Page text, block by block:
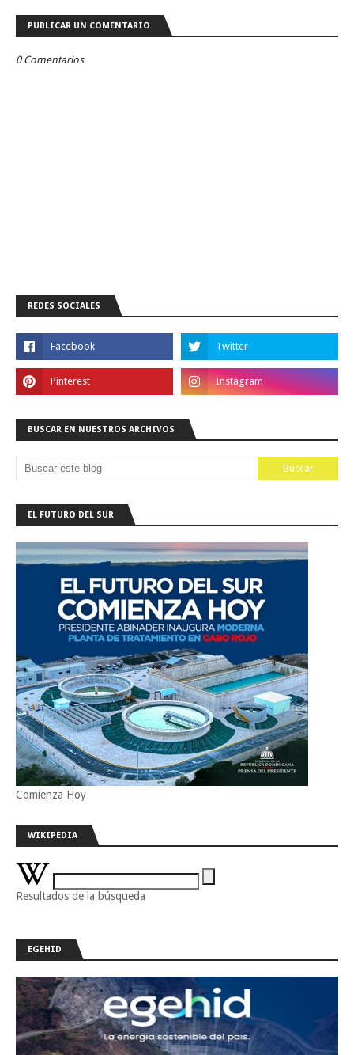
PUBLICAR UN COMENTARIO
0 Comentarios
REDES SOCIALES
BUSCAR EN NUESTROS ARCHIVOS
EL FUTURO DEL SUR
Comienza Hoy
WIKIPEDIA
Resultados de la búsqueda
EGEHID